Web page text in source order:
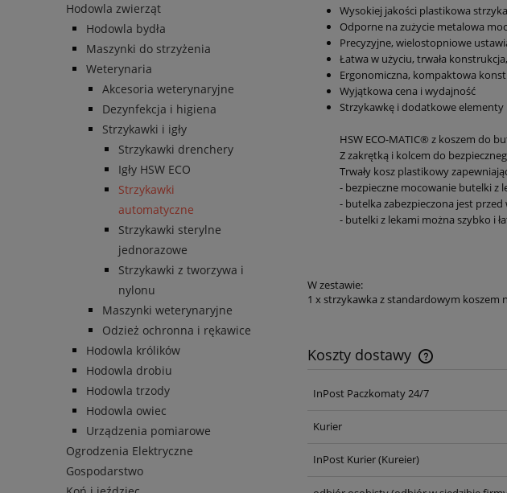
Hodowla zwierząt
Hodowla bydła
Maszynki do strzyżenia
Weterynaria
Akcesoria weterynaryjne
Dezynfekcja i higiena
Strzykawki i igły
Strzykawki drenchery
Igły HSW ECO
Strzykawki
automatyczne
Strzykawki sterylne
jednorazowe
Strzykawki z tworzywa i
nylonu
Maszynki weterynaryjne
Odzież ochronna i rękawice
Hodowla królików
Hodowla drobiu
Hodowla trzody
Hodowla owiec
Urządzenia pomiarowe
Ogrodzenia Elektryczne
Gospodarstwo
Wysokiej jakości plastikowa
Odporne na zużycie metalowa
Precyzyjne, wielostopniowe
Łatwa w użyciu, trwała
Ergonomiczna, kompaktowa
Wyjątkowa cena i wydajność
Strzykawkę i dodatkowe
HSW ECO-MATIC® z koszem do
Z zakrętką i kolcem do
Trwały kosz plastikowy
- bezpieczne mocowanie butelki z
- butelka zabezpieczona jest
- butelki z lekami można szybko i
W zestawie:
1 x strzykawka z standardowym koszem
Koszty dostawy
Cena nie
InPost Paczkomaty 24/7
Kurier
InPost Kurier(Kureier)